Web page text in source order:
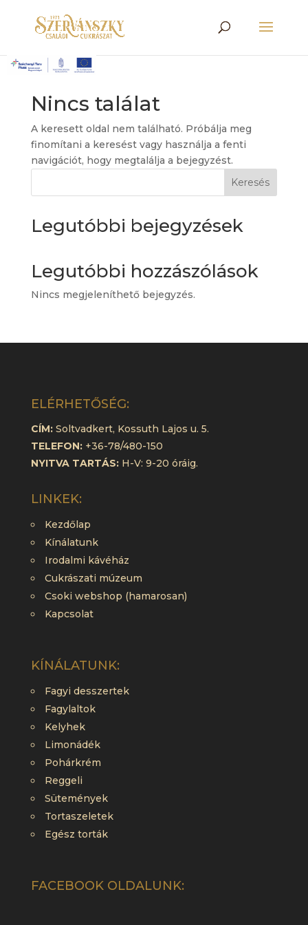
Nincs találat
A keresett oldal nem található. Próbálja meg
finomítani a keresést vagy használja a fenti
navigációt, hogy megtalálja a bejegyzést.
Keresés
Legutóbbi bejegyzések
Legutóbbi hozzászólások
Nincs megjeleníthető bejegyzés.
ELÉRHETŐSÉG:
CÍM:Soltvadkert, Kossuth Lajos u. 5.
TELEFON:+36-78/480-150
NYITVA TARTÁS:H-V: 9-20 óráig.
LINKEK:
Kezdőlap
Kínálatunk
Irodalmi kávéház
Cukrászati múzeum
Csoki webshop (hamarosan)
Kapcsolat
KÍNÁLATUNK:
Fagyi desszertek
Fagylaltok
Kelyhek
Limonádék
Pohárkrém
Reggeli
Sütemények
Tortaszeletek
Egész torták
FACEBOOK OLDALUNK: